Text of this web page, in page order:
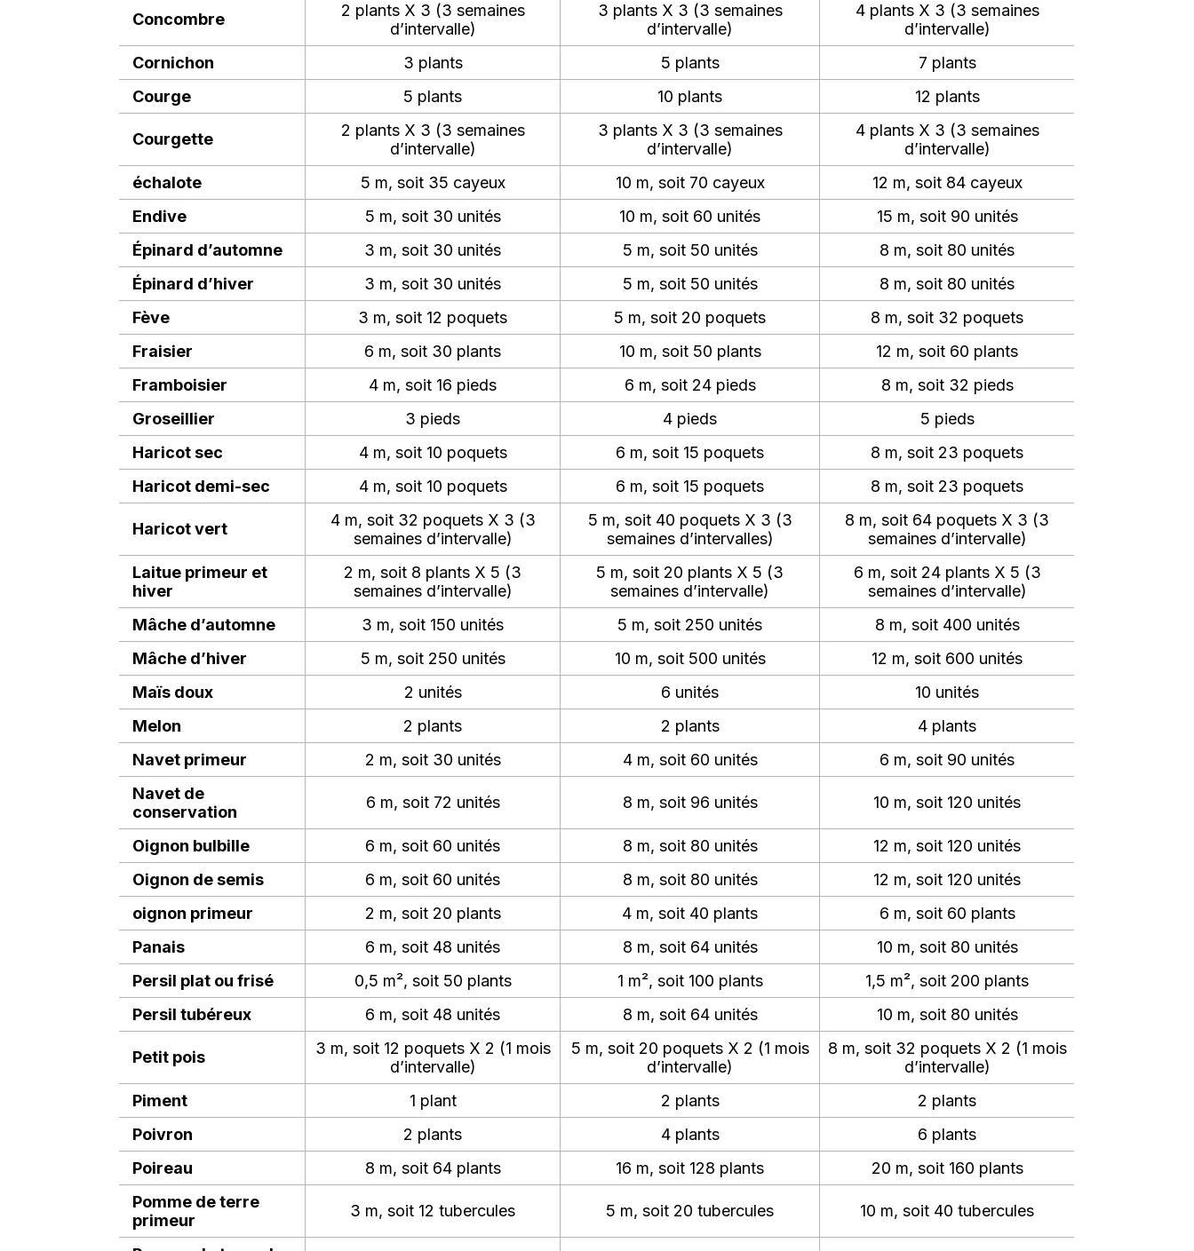
Concombre
2 plants X 3 (3 semaines
d’intervalle)
3 plants X 3 (3 semaines
d’intervalle)
4 plants X 3 (3 semaines
d’intervalle)
Cornichon
3 plants 5 plants
7 plants
Courge
5 plants 10 plants 12 plants
Courgette
2 plants X 3 (3 semaines
d’intervalle)
3 plants X 3 (3 semaines
d’intervalle)
4 plants X 3 (3 semaines
d’intervalle)
échalote
5 m, soit 35 cayeux 10 m, soit 70 cayeux
12 m, soit 84 cayeux
Endive
5 m, soit 30 unités 10 m, soit 60 unités
15 m, soit 90 unités
Épinard d’automne
3 m, soit 30 unités 5 m, soit 50 unités
8 m, soit 80 unités
Épinard d’hiver
3 m, soit 30 unités 5 m, soit 50 unités
8 m, soit 80 unités
Fève
3 m, soit 12 poquets 5 m, soit 20 poquets
8 m, soit 32 poquets
Fraisier
6 m, soit 30 plants 10 m, soit 50 plants
12 m, soit 60 plants
Framboisier
4 m, soit 16 pieds 6 m, soit 24 pieds
8 m, soit 32 pieds
Groseillier
3 pieds 4 pieds
5 pieds
Haricot sec
4 m, soit 10 poquets 6 m, soit 15 poquets
8 m, soit 23 poquets
Haricot demi-sec
4 m, soit 10 poquets 6 m, soit 15 poquets 8 m, soit 23 poquets
Haricot vert
4 m, soit 32 poquets X 3 (3
semaines d’intervalle)
5 m, soit 40 poquets X 3 (3
semaines d’intervalles)
8 m, soit 64 poquets X 3 (3
semaines d’intervalle)
Laitue primeur et
hiver
2 m, soit 8 plants X 5 (3
semaines d’intervalle)
5 m, soit 20 plants X 5 (3
semaines d’intervalle)
6 m, soit 24 plants X 5 (3
semaines d’intervalle)
Mâche d’automne
3 m, soit 150 unités 5 m, soit 250 unités
8 m, soit 400 unités
Mâche d’hiver
5 m, soit 250 unités 10 m, soit 500 unités
12 m, soit 600 unités
Maïs doux
2 unités 6 unités
10 unités
Melon
2 plants 2 plants
4 plants
Navet primeur
2 m, soit 30 unités 4 m, soit 60 unités
6 m, soit 90 unités
Navet de
conservation
6 m, soit 72 unités 8 m, soit 96 unités 10 m, soit 120 unités
Oignon bulbille 6 m, soit 60 unités 8 m, soit 80 unités
12 m, soit 120 unités
Oignon de semis
6 m, soit 60 unités 8 m, soit 80 unités
12 m, soit 120 unités
oignon primeur
2 m, soit 20 plants 4 m, soit 40 plants
6 m, soit 60 plants
Panais
6 m, soit 48 unités 8 m, soit 64 unités
10 m, soit 80 unités
Persil plat ou frisé
0,5 m², soit 50 plants 1 m², soit 100 plants
1,5 m², soit 200 plants
Persil tubéreux
6 m, soit 48 unités 8 m, soit 64 unités 10 m, soit 80 unités
Petit pois
3 m, soit 12 poquets X 2 (1 mois
d’intervalle)
5 m, soit 20 poquets X 2 (1 mois
d’intervalle)
8 m, soit 32 poquets X 2 (1 mois
d’intervalle)
Piment
1 plant 2 plants
2 plants
Poivron
2 plants 4 plants
6 plants
Poireau
8 m, soit 64 plants 16 m, soit 128 plants
20 m, soit 160 plants
Pomme de terre
primeur
3 m, soit 12 tubercules 5 m, soit 20 tubercules 10 m, soit 40 tubercules